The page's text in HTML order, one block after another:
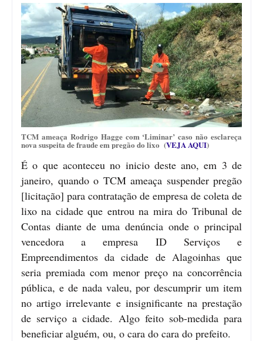
TCM ameaça Rodrigo Hagge com ‘Liminar’ caso não esclareça
nova suspeita de fraude em pregão do lixo (VEJA AQUI)
É o que aconteceu no inicio deste ano, em 3 de
janeiro, quando o TCM ameaça suspender pregão
[licitação] para contratação de empresa de coleta de
lixo na cidade que entrou na mira do Tribunal de
Contas diante de uma denúncia onde o principal
vencedora a empresa ID Serviços e
Empreendimentos da cidade de Alagoinhas que
seria premiada com menor preço na concorrência
pública, e de nada valeu, por descumprir um item
no artigo irrelevante e insignificante na prestação
de serviço a cidade. Algo feito sob-medida para
beneficiar alguém, ou, o cara do cara do prefeito.